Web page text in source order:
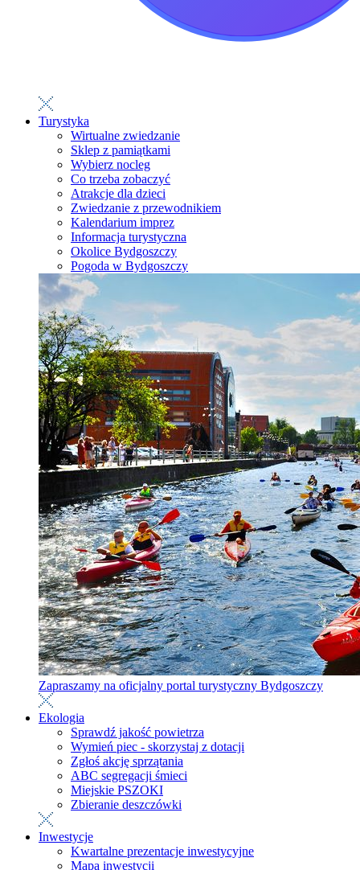
Turystyka
Wirtualne zwiedzanie
Sklep z pamiątkami
Wybierz nocleg
Co trzeba zobaczyć
Atrakcje dla dzieci
Zwiedzanie z przewodnikiem
Kalendarium imprez
Informacja turystyczna
Okolice Bydgoszczy
Pogoda w Bydgoszczy
Zapraszamy na oficjalny portal turystyczny Bydgoszczy
Ekologia
Sprawdź jakość powietrza
Wymień piec - skorzystaj z dotacji
Zgłoś akcję sprzątania
ABC segregacji śmieci
Miejskie PSZOKI
Zbieranie deszczówki
Inwestycje
Kwartalne prezentacje inwestycyjne
Mapa inwestycji